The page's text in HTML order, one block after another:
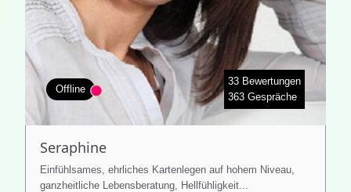
Offline
33 Bewertungen
363 Gespräche
Seraphine
Einfühlsames, ehrliches Kartenlegen auf hohem Niveau,
ganzheitliche Lebensberatung, Hellfühligkeit...